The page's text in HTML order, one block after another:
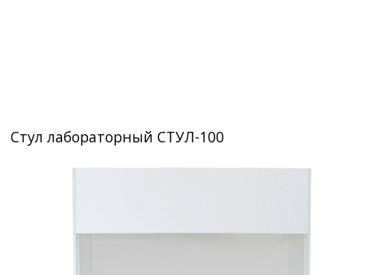
Стул лабораторный СТУЛ-100